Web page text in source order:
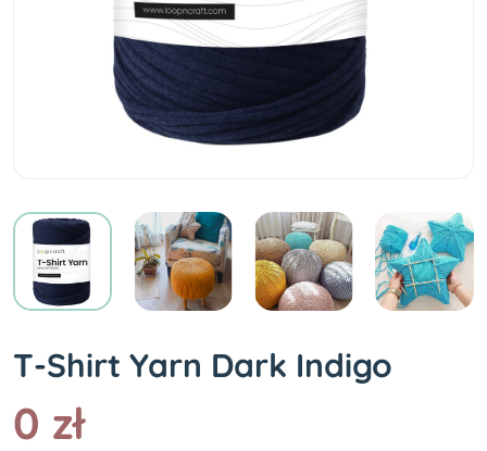
T-Shirt Yarn Dark Indigo
0 zł